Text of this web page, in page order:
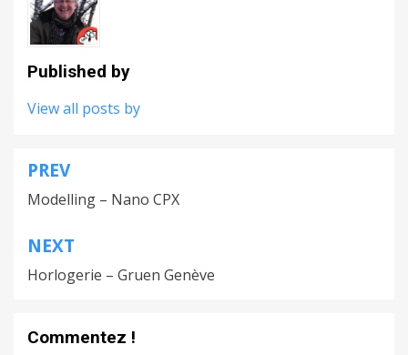
Published by
View all posts by
Navigation
de
l’article
PREV
Modelling – Nano CPX
NEXT
Horlogerie – Gruen Genève
Commentez !